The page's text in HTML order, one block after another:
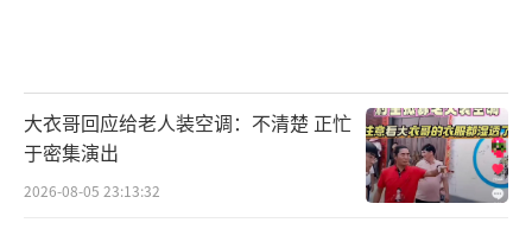
大衣哥回应给老人装空调：不清楚 正忙
于密集演出
2026-08-05 23:13:32